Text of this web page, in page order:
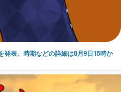
発表。時期などの詳細は8月9日15時か